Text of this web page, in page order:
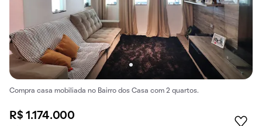
Compra casa mobiliada no Bairro dos Casa com 2 quartos.
R$ 1.174.000